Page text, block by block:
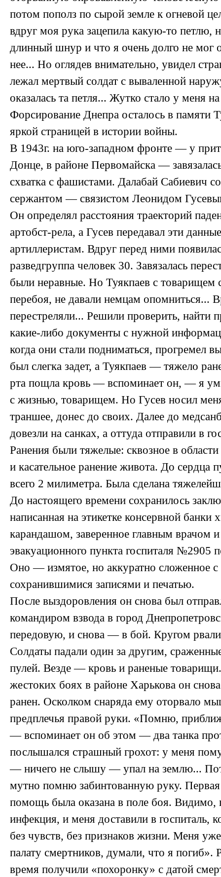
потом пополз по сырой земле к огневой
вдруг моя рука зацепила какую-то
длинный шнур и что я очень долго не мог
нее... Но оглядев внимательно, увидел
лежал мертвый солдат с вываленной
оказалась та петля... Жутко стало у меня
Форсирование Днепра осталось в памяти
яркой страницей в истории войны.
В 1943г. на юго-западном фронте — у
Донце, в районе Первомайска —
схватка с фашистами. Далабай Сабиевич
сержантом — связистом Леонидом
Он определял расстояния траекторий
артобст-рела, а Гусев передавал эти
артиллеристам. Вдруг перед ними
разведгруппа человек 30. Завязалась
были неравные. Но Туякпаев с товарищем
перебоя, не давали немцам опомниться...
перестреляли... Решили проверить, найти
какие-либо документы с нужной
когда они стали подниматься, прогремел
был слегка задет, а Туякпаев — тяжело
рта пощла кровь — вспоминает он, — я
с жизнью, товарищем. Но Гусев носил
траншее, донес до своих. Далее до
довезли на санках, а оттуда отправили в
Ранения были тяжелые: сквозное в
и касательное ранение живота. До сердца
всего 2 милиметра. Была сделана
До настоящего времени сохранилось
написанная на этикетке консервной банки
карандашом, заверенное главным врачом
эвакуационного пункта госпиталя №2905
Оно — измятое, но аккуратно сложенное с
сохранившимися записями и печатью.
После выздоровления он снова был
командиром взвода в город
передовую, и снова — в бой. Кругом
Солдаты падали один за другим,
пулей. Везде — кровь и раненые
жестоких боях в районе Харькова он
ранен. Осколком снаряда ему оторвало
предплечья правой руки. «Помню,
— вспоминает он об этом — два танка
послышался страшный грохот: у меня
— ничего не слышу — упал на землю...
мутно помню забинтованную руку.
помощь была оказана в поле боя. Видимо,
инфекция, и меня доставили в госпиталь,
без чувств, без признаков жизни. Меня
палату смертников, думали, что я погиб».
время получили «похоронку» с датой